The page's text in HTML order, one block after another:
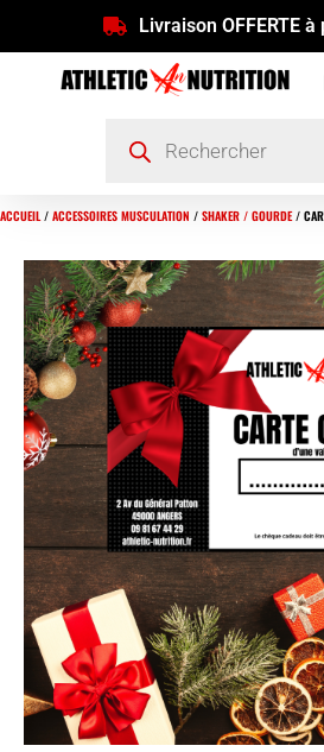
Livraison OFFERTE
ACCUEIL/ ACCESSOIRES MUSCULATION / SHAKER / GOURDE/